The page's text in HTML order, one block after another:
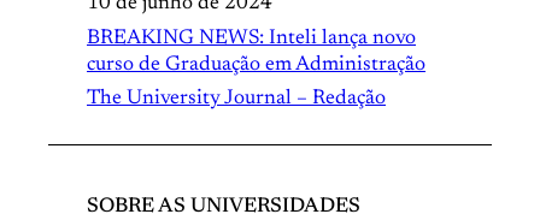
BREAKING NEWS: Inteli lança novo
curso de Graduação em Administração
The University Journal – Redação
SOBRE AS UNIVERSIDADES